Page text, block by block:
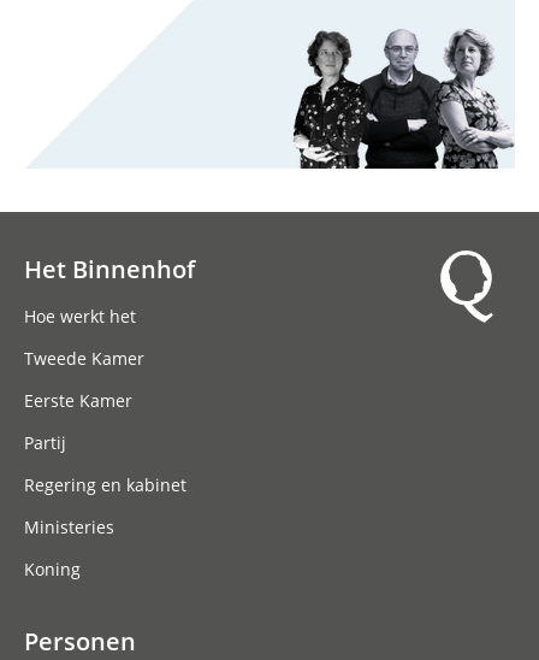
Het Binnenhof
Hoe werkt het
Tweede Kamer
Eerste Kamer
Partij
Regering en kabinet
Ministeries
Koning
Personen